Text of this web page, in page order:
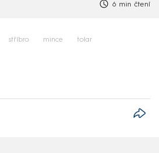
6 min čtení
stříbro mince tolar